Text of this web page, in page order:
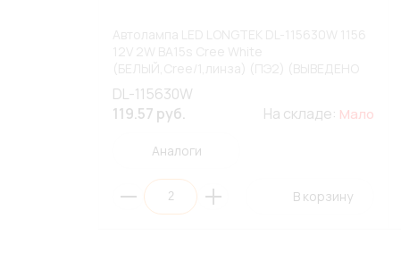
ИЗ АССОРТИМЕНТА)
DL-115630W
119.57 руб.
На складе: Мало
Аналоги
В корзину